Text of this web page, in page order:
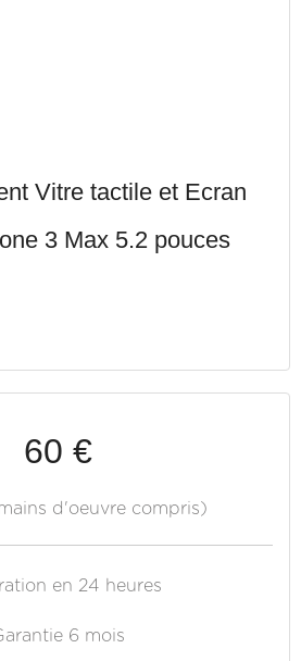
Vitre tactile et Ecran
3 Max 5.2 pouces
60 €
d'oeuvre compris)
en 24 heures
6 mois